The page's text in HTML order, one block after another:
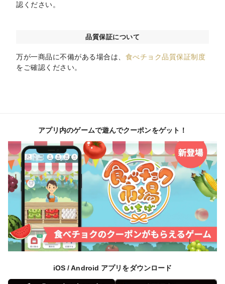
認ください。
品質保証について
万が一商品に不備がある場合は、 食べチョク品質保証制度
をご確認ください。
アプリ内のゲームで遊んでクーポンをゲット！
iOS / Android アプリをダウンロード